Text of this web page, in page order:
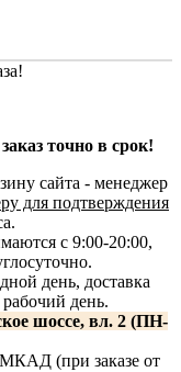
точно в срок!
сайта - менеджер
для подтверждения
с 9:00-20:00,
день, доставка
день.
шоссе, вл. 2 (ПН-
МКАД (при заказе от